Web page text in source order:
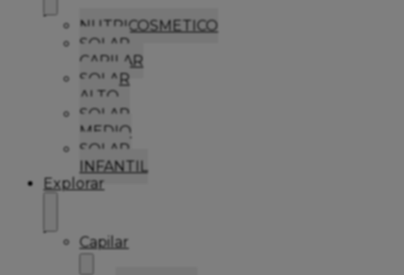
NUTRICOSMETICO
SOLAR
CAPILAR
SOLAR
ALTO
SOLAR
MEDIO
SOLAR
INFANTIL
Explorar
Capilar